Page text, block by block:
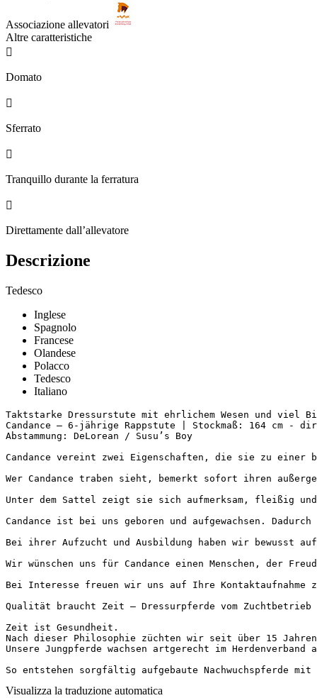
Associazione allevatori
Altre caratteristiche

Domato

Sferrato

Tranquillo durante la ferratura

Direttamente dall’allevatore
Descrizione
Tedesco
Inglese
Spagnolo
Francese
Olandese
Polacco
Tedesco
Italiano
Taktstarke Dressurstute mit ehrlichem Wesen und viel
Candance – 6-jährige Rappstute | Stockmaß: 164 cm -
Abstammung: DeLorean / Susu’s Boy
Candance vereint zwei Eigenschaften, die sie zu einer
Wer Candance traben sieht, bemerkt sofort ihren
Unter dem Sattel zeigt sie sich aufmerksam, fleißig
Candance ist bei uns geboren und aufgewachsen.
Bei ihrer Aufzucht und Ausbildung haben wir
Wir wünschen uns für Candance einen Menschen, der
Bei Interesse freuen wir uns auf Ihre Kontaktaufnahme
Qualität braucht Zeit – Dressurpferde vom Zuchtbetrieb
Zeit ist Gesundheit.
Nach dieser Philosophie züchten wir seit über 15
Unsere Jungpferde wachsen artgerecht im
So entstehen sorgfältig aufgebaute Nachwuchspferde
Visualizza la traduzione automatica